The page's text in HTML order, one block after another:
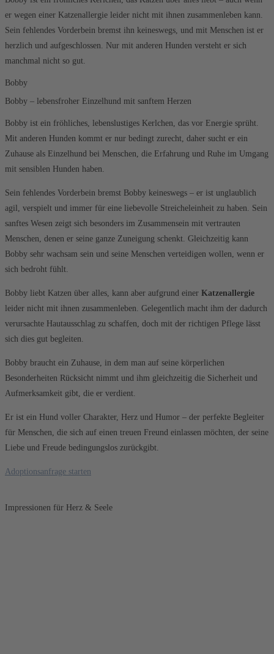
er wegen einer Katzenallergie leider nicht mit ihnen zusammenleben kann.
Sein fehlendes Vorderbein bremst ihn keineswegs, und mit Menschen ist er
herzlich und aufgeschlossen. Nur mit anderen Hunden versteht er sich
manchmal nicht so gut.
Bobby
Bobby – lebensfroher Einzelhund mit sanftem Herzen
Bobby ist ein fröhliches, lebenslustiges Kerlchen, das vor Energie sprüht.
Mit anderen Hunden kommt er nur bedingt zurecht, daher sucht er ein
Zuhause als Einzelhund bei Menschen, die Erfahrung und Ruhe im Umgang
mit sensiblen Hunden haben.
Sein fehlendes Vorderbein bremst Bobby keineswegs – er ist unglaublich
agil, verspielt und immer für eine liebevolle Streicheleinheit zu haben. Sein
sanftes Wesen zeigt sich besonders im Zusammensein mit vertrauten
Menschen, denen er seine ganze Zuneigung schenkt. Gleichzeitig kann
Bobby sehr wachsam sein und seine Menschen verteidigen wollen, wenn er
sich bedroht fühlt.
Bobby liebt Katzen über alles, kann aber aufgrund einer Katzenallergie
leider nicht mit ihnen zusammenleben. Gelegentlich macht ihm der dadurch
verursachte Hautausschlag zu schaffen, doch mit der richtigen Pflege lässt
sich dies gut begleiten.
Bobby braucht ein Zuhause, in dem man auf seine körperlichen
Besonderheiten Rücksicht nimmt und ihm gleichzeitig die Sicherheit und
Aufmerksamkeit gibt, die er verdient.
Er ist ein Hund voller Charakter, Herz und Humor – der perfekte Begleiter
für Menschen, die sich auf einen treuen Freund einlassen möchten, der seine
Liebe und Freude bedingungslos zurückgibt.
Adoptionsanfrage starten
Impressionen für Herz & Seele